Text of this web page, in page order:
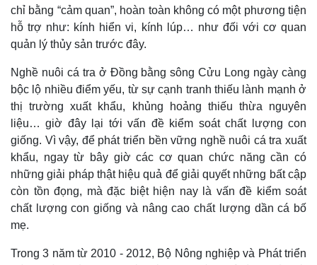
Pháp luật
Vụ án
Tin nóng
Tư vấn luật
Quân sự - Quốc phòng
Việt Nam
Phân tích
chỉ bằng “cảm quan”, hoàn toàn không có một phương tiện
hỗ trợ như: kính hiển vi, kính lúp… như đối với cơ quan
quản lý thủy sản trước đây.
Nghề nuôi cá tra ở Đồng bằng sông Cửu Long ngày càng
bộc lộ nhiều điểm yếu, từ sự cạnh tranh thiếu lành mạnh ở
thị trường xuất khẩu, khủng hoảng thiếu thừa nguyên
liệu… giờ đây lại tới vấn đề kiểm soát chất lượng con
giống. Vì vậy, để phát triển bền vững nghề nuôi cá tra xuất
khẩu, ngay từ bây giờ các cơ quan chức năng cần có
những giải pháp thật hiệu quả để giải quyết những bất cập
còn tồn đọng, mà đặc biệt hiện nay là vấn đề kiểm soát
chất lượng con giống và nâng cao chất lượng dần cá bố
mẹ.
Trong 3 năm từ 2010 - 2012, Bộ Nông nghiệp và Phát triển